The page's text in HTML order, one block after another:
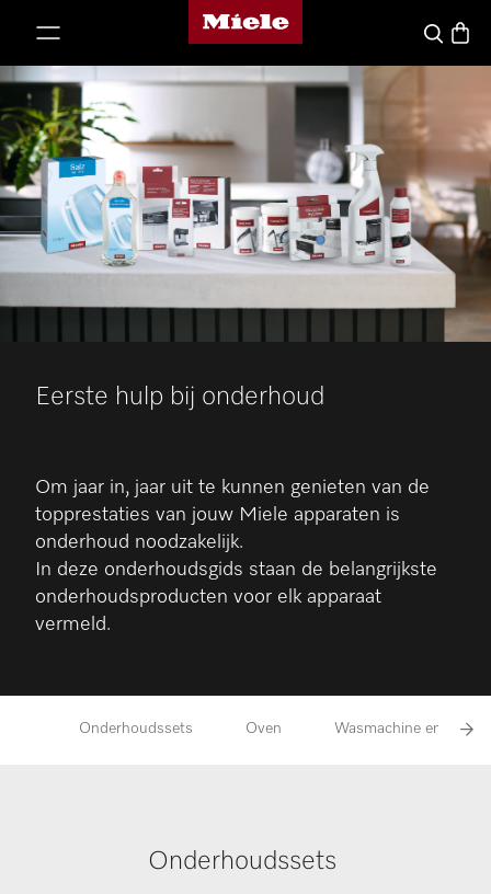
Homepage van Miele
Wat zoek
Eerste hulp bij onderhoud
Om jaar in, jaar uit te kunnen genieten van de
topprestaties van jouw Miele apparaten is
onderhoud noodzakelijk.
In deze onderhoudsgids staan de belangrijkste
onderhoudsproducten voor elk apparaat
vermeld.
Onderhoudssets Oven Wasmachine en
Onderhoudssets